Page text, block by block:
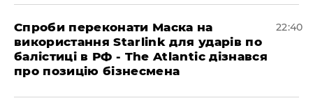
​Спроби переконати Маска на
використання Starlink для ударів по
балістиці в РФ - The Atlantic дізнався
про позицію бізнесмена
22:40